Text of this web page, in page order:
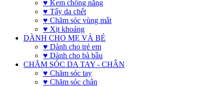
♥ Kem chống nắng
♥ Tẩy da chết
♥ Chăm sóc vùng mắt
♥ Xịt khoáng
DÀNH CHO MẸ VÀ BÉ
♥ Dành cho trẻ em
♥ Dành cho bà bầu
CHĂM SÓC DA TAY - CHÂN
♥ Chăm sóc tay
♥ Chăm sóc chân